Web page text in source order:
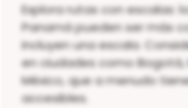
Explora rutas con escalas:
Panamá pueden ser más
incluyen una escala.
en ciudades como
México, que a menudo
accesibles.